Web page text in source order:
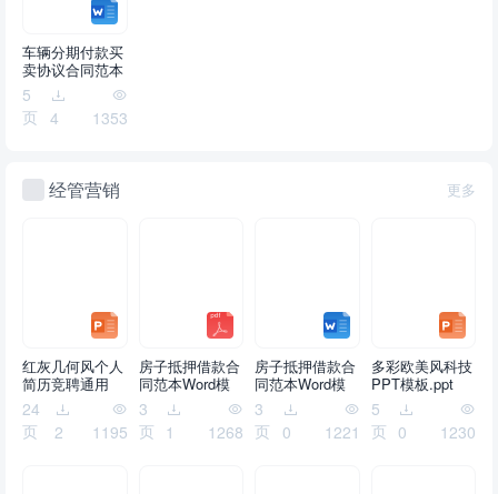
车辆分期付款买
卖协议合同范本
Word模板.docx
5
页 4 1353
更多
经管营销
红灰几何风个人
简历竞聘通用
ppt模板.pptx
24
页
2 1195
房子抵押借款合
同范本Word模
板.pdf
3
页 1 1268
房子抵押借款合
同范本Word模
板.doc
3
页
0 1221
多彩欧美风科技
PPT模板.ppt
5
页 0 1230